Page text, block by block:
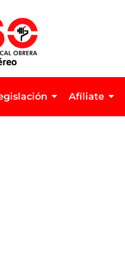
Afíliate